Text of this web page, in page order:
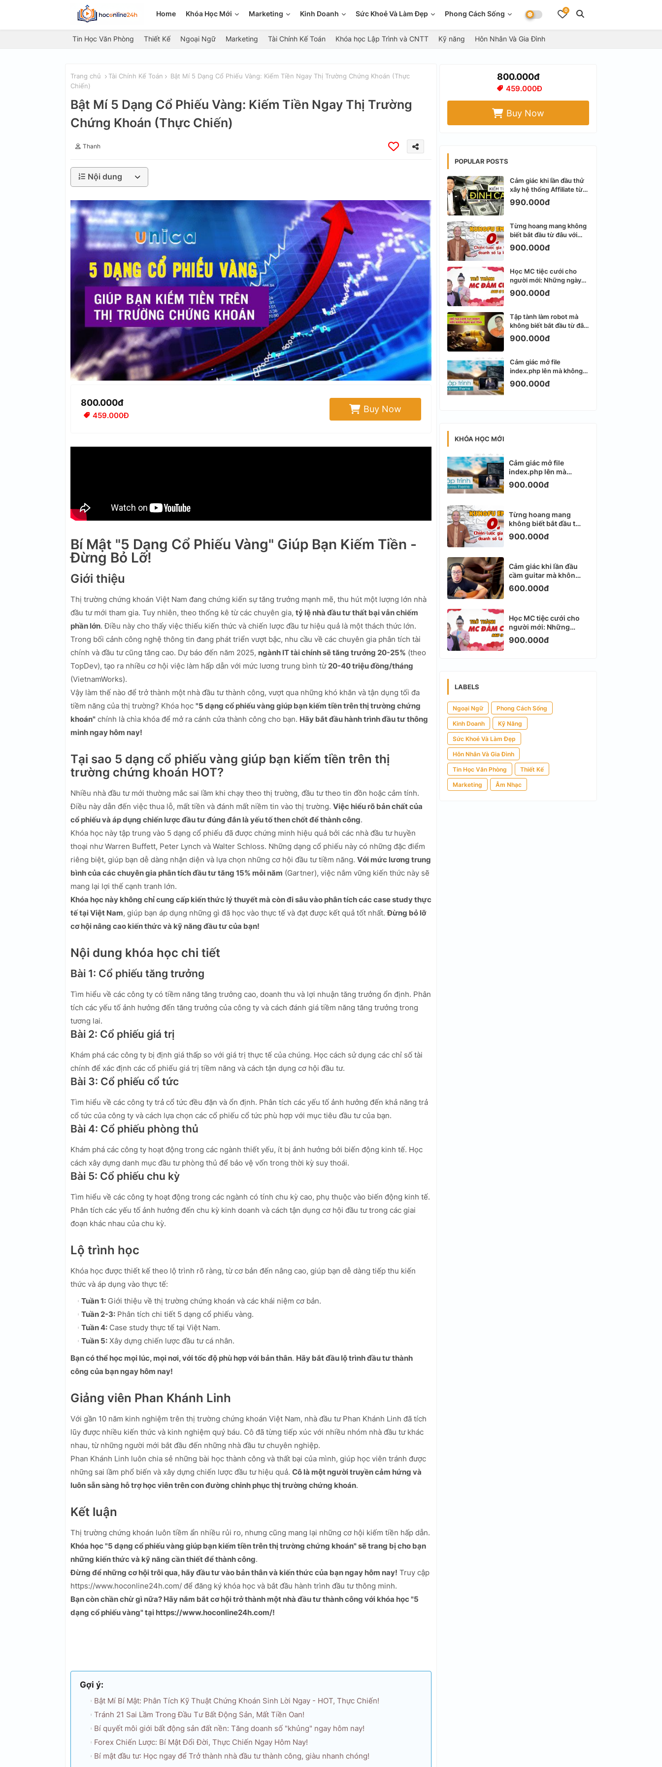
Home Khóa Học Mới Marketing Kinh Doanh Sức Khoẻ Và Làm Đẹp Phong Cách Sống 0
Tin Học Văn Phòng Thiết Kế Ngoại Ngữ Marketing Tài Chính Kế Toán Khóa học Lập Trình và CNTT Kỹ năng Hôn Nhân Và Gia Đình
Trang chủ Tài Chính Kế Toán
Bật Mí 5 Dạng Cổ Phiếu Vàng: Kiếm Tiền Ngay Thị Trường Chứng Khoán (Thực
Chiến)
Bật Mí 5 Dạng Cổ Phiếu Vàng: Kiếm Tiền Ngay Thị Trường
Chứng Khoán (Thực Chiến)
Thanh
Nội dung
800.000đ
459.000Đ
Buy Now
Bí Mật "5 Dạng Cổ Phiếu Vàng" Giúp Bạn Kiếm Tiền -
Đừng Bỏ Lỡ!
Giới thiệu
Thị trường chứng khoán Việt Nam đang chứng kiến sự tăng trưởng mạnh mẽ, thu hút một lượng lớn nhà
đầu tư mới tham gia. Tuy nhiên, theo thống kê từ các chuyên gia, tỷ lệ nhà đầu tư thất bại vẫn chiếm
phần lớn. Điều này cho thấy việc thiếu kiến thức và chiến lược đầu tư hiệu quả là một thách thức lớn.
Trong bối cảnh công nghệ thông tin đang phát triển vượt bậc, nhu cầu về các chuyên gia phân tích tài
chính và đầu tư cũng tăng cao. Dự báo đến năm 2025, ngành IT tài chính sẽ tăng trưởng 20-25% (theo
TopDev), tạo ra nhiều cơ hội việc làm hấp dẫn với mức lương trung bình từ 20-40 triệu đồng/tháng
(VietnamWorks).
Vậy làm thế nào để trở thành một nhà đầu tư thành công, vượt qua những khó khăn và tận dụng tối đa
tiềm năng của thị trường? Khóa học "5 dạng cổ phiếu vàng giúp bạn kiếm tiền trên thị trường chứng
khoán" chính là chìa khóa để mở ra cánh cửa thành công cho bạn. Hãy bắt đầu hành trình đầu tư thông
minh ngay hôm nay!
Tại sao 5 dạng cổ phiếu vàng giúp bạn kiếm tiền trên thị
trường chứng khoán HOT?
Nhiều nhà đầu tư mới thường mắc sai lầm khi chạy theo thị trường, đầu tư theo tin đồn hoặc cảm tính.
Điều này dẫn đến việc thua lỗ, mất tiền và đánh mất niềm tin vào thị trường. Việc hiểu rõ bản chất của
cổ phiếu và áp dụng chiến lược đầu tư đúng đắn là yếu tố then chốt để thành công.
Khóa học này tập trung vào 5 dạng cổ phiếu đã được chứng minh hiệu quả bởi các nhà đầu tư huyền
thoại như Warren Buffett, Peter Lynch và Walter Schloss. Những dạng cổ phiếu này có những đặc điểm
riêng biệt, giúp bạn dễ dàng nhận diện và lựa chọn những cơ hội đầu tư tiềm năng. Với mức lương trung
bình của các chuyên gia phân tích đầu tư tăng 15% mỗi năm (Gartner), việc nắm vững kiến thức này sẽ
mang lại lợi thế cạnh tranh lớn.
Khóa học này không chỉ cung cấp kiến thức lý thuyết mà còn đi sâu vào phân tích các case study thực
tế tại Việt Nam, giúp bạn áp dụng những gì đã học vào thực tế và đạt được kết quả tốt nhất.Đừng bỏ lỡ
cơ hội nâng cao kiến thức và kỹ năng đầu tư của bạn!
Nội dung khóa học chi tiết
Bài 1: Cổ phiếu tăng trưởng
Tìm hiểu về các công ty có tiềm năng tăng trưởng cao, doanh thu và lợi nhuận tăng trưởng ổn định. Phân
tích các yếu tố ảnh hưởng đến tăng trưởng của công ty và cách đánh giá tiềm năng tăng trưởng trong
tương lai.
Bài 2: Cổ phiếu giá trị
Khám phá các công ty bị định giá thấp so với giá trị thực tế của chúng. Học cách sử dụng các chỉ số tài
chính để xác định các cổ phiếu giá trị tiềm năng và cách tận dụng cơ hội đầu tư.
Bài 3: Cổ phiếu cổ tức
Tìm hiểu về các công ty trả cổ tức đều đặn và ổn định. Phân tích các yếu tố ảnh hưởng đến khả năng trả
cổ tức của công ty và cách lựa chọn các cổ phiếu cổ tức phù hợp với mục tiêu đầu tư của bạn.
Bài 4: Cổ phiếu phòng thủ
Khám phá các công ty hoạt động trong các ngành thiết yếu, ít bị ảnh hưởng bởi biến động kinh tế. Học
cách xây dựng danh mục đầu tư phòng thủ để bảo vệ vốn trong thời kỳ suy thoái.
Bài 5: Cổ phiếu chu kỳ
Tìm hiểu về các công ty hoạt động trong các ngành có tính chu kỳ cao, phụ thuộc vào biến động kinh tế.
Phân tích các yếu tố ảnh hưởng đến chu kỳ kinh doanh và cách tận dụng cơ hội đầu tư trong các giai
đoạn khác nhau của chu kỳ.
Lộ trình học
Khóa học được thiết kế theo lộ trình rõ ràng, từ cơ bản đến nâng cao, giúp bạn dễ dàng tiếp thu kiến
thức và áp dụng vào thực tế:
Tuần 1: Giới thiệu về thị trường chứng khoán và các khái niệm cơ bản.
Tuần 2-3: Phân tích chi tiết 5 dạng cổ phiếu vàng.
Tuần 4: Case study thực tế tại Việt Nam.
Tuần 5: Xây dựng chiến lược đầu tư cá nhân.
Bạn có thể học mọi lúc, mọi nơi, với tốc độ phù hợp với bản thân. Hãy bắt đầu lộ trình đầu tư thành
công của bạn ngay hôm nay!
Giảng viên Phan Khánh Linh
Với gần 10 năm kinh nghiệm trên thị trường chứng khoán Việt Nam, nhà đầu tư Phan Khánh Linh đã tích
lũy được nhiều kiến thức và kinh nghiệm quý báu. Cô đã từng tiếp xúc với nhiều nhóm nhà đầu tư khác
nhau, từ những người mới bắt đầu đến những nhà đầu tư chuyên nghiệp.
Phan Khánh Linh luôn chia sẻ những bài học thành công và thất bại của mình, giúp học viên tránh được
những sai lầm phổ biến và xây dựng chiến lược đầu tư hiệu quả. Cô là một người truyền cảm hứng và
luôn sẵn sàng hỗ trợ học viên trên con đường chinh phục thị trường chứng khoán.
Kết luận
Thị trường chứng khoán luôn tiềm ẩn nhiều rủi ro, nhưng cũng mang lại những cơ hội kiếm tiền hấp dẫn.
Khóa học "5 dạng cổ phiếu vàng giúp bạn kiếm tiền trên thị trường chứng khoán" sẽ trang bị cho bạn
những kiến thức và kỹ năng cần thiết để thành công.
Đừng để những cơ hội trôi qua, hãy đầu tư vào bản thân và kiến thức của bạn ngay hôm nay! Truy cập
https://www.hoconline24h.com/ để đăng ký khóa học và bắt đầu hành trình đầu tư thông minh.
Bạn còn chần chừ gì nữa? Hãy nắm bắt cơ hội trở thành một nhà đầu tư thành công với khóa học "5
dạng cổ phiếu vàng" tại https://www.hoconline24h.com/!
Gợi ý:
Bật Mí Bí Mật: Phân Tích Kỹ Thuật Chứng Khoán Sinh Lời Ngay - HOT, Thực Chiến!
Tránh 21 Sai Lầm Trong Đầu Tư Bất Động Sản, Mất Tiền Oan!
Bí quyết môi giới bất động sản đất nền: Tăng doanh số "khủng" ngay hôm nay!
Forex Chiến Lược: Bí Mật Đổi Đời, Thực Chiến Ngay Hôm Nay!
Bí mật đầu tư: Học ngay để Trở thành nhà đầu tư thành công, giàu nhanh chóng!
800.000đ
459.000Đ
Buy Now
POPULAR POSTS
Cảm giác khi lần đầu thử
xây hệ thống Affiliate từ
Facebook cá nhân
990.000đ
Từng hoang mang không
biết bắt đầu từ đâu với
Email Marketing
900.000đ
Học MC tiệc cưới cho
người mới: Những ngày
đầu thực sự khá ngợp
900.000đ
Tập tành làm robot mà
không biết bắt đầu từ đâu
thì dễ nản thật
900.000đ
Cảm giác mở file
index.php lên mà không
biết viết gì tiếp theo
900.000đ
KHÓA HỌC MỚI
Cảm giác mở file
index.php lên mà
không biết viết gì tiếp
theo
900.000đ
Từng hoang mang
không biết bắt đầu từ
đâu với Email
Marketing
900.000đ
Cảm giác khi lần đầu
cầm guitar mà không
biết bắt đầu từ đâu
600.000đ
Học MC tiệc cưới cho
người mới: Những
ngày đầu thực sự khá
ngợp
900.000đ
LABELS
Ngoại Ngữ Phong Cách Sống
Kinh Doanh Kỹ Năng
Sức Khoẻ Và Làm Đẹp
Hôn Nhân Và Gia Đình
Tin Học Văn Phòng Thiết Kế
Marketing Âm Nhạc